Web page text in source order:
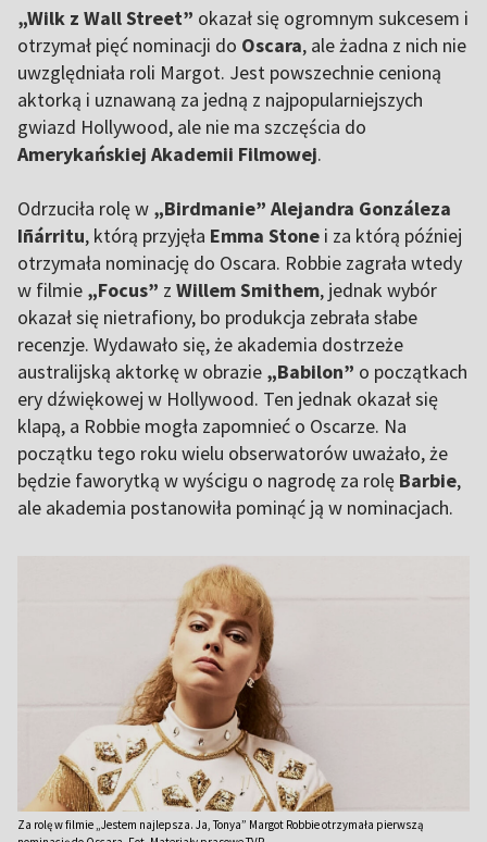
„Wilk z Wall Street” okazał się ogromnym sukcesem i
otrzymał pięć nominacji do Oscara, ale żadna z nich nie
uwzględniała roli Margot. Jest powszechnie cenioną
aktorką i uznawaną za jedną z najpopularniejszych
gwiazd Hollywood, ale nie ma szczęścia do
Amerykańskiej Akademii Filmowej.
Odrzuciła rolę w „Birdmanie” Alejandra Gonzáleza
Iñárritu, którą przyjęła Emma Stone i za którą później
otrzymała nominację do Oscara. Robbie zagrała wtedy
w filmie „Focus” z Willem Smithem, jednak wybór
okazał się nietrafiony, bo produkcja zebrała słabe
recenzje. Wydawało się, że akademia dostrzeże
australijską aktorkę w obrazie „Babilon” o początkach
ery dźwiękowej w Hollywood. Ten jednak okazał się
klapą, a Robbie mogła zapomnieć o Oscarze. Na
początku tego roku wielu obserwatorów uważało, że
będzie faworytką w wyścigu o nagrodę za rolę Barbie,
ale akademia postanowiła pominąć ją w nominacjach.
Za rolę w filmie „Jestem najlepsza. Ja, Tonya” Margot Robbie otrzymała pierwszą